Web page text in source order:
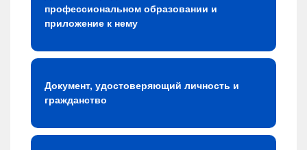
профессиональном образовании и
приложение к нему
Документ, удостоверяющий личность и
гражданство